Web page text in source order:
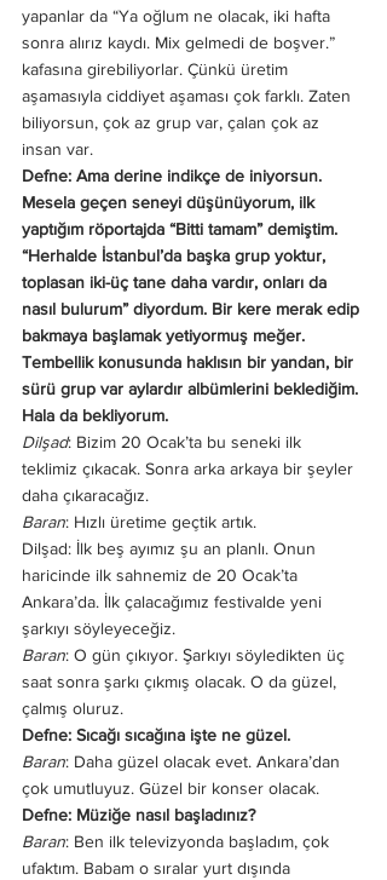
yapanlar da “Ya oğlum ne olacak, iki hafta
sonra alırız kaydı. Mix gelmedi de boşver.”
kafasına girebiliyorlar. Çünkü üretim
aşamasıyla ciddiyet aşaması çok farklı. Zaten
biliyorsun, çok az grup var, çalan çok az
insan var.
Defne: Ama derine indikçe de iniyorsun.
Mesela geçen seneyi düşünüyorum, ilk
yaptığım röportajda “Bitti tamam” demiştim.
“Herhalde İstanbul’da başka grup yoktur,
toplasan iki-üç tane daha vardır, onları da
nasıl bulurum” diyordum. Bir kere merak edip
bakmaya başlamak yetiyormuş meğer.
Tembellik konusunda haklısın bir yandan, bir
sürü grup var aylardır albümlerini beklediğim.
Hala da bekliyorum.
Dilşad: Bizim 20 Ocak’ta bu seneki ilk
teklimiz çıkacak. Sonra arka arkaya bir şeyler
daha çıkaracağız.
Baran: Hızlı üretime geçtik artık.
Dilşad: İlk beş ayımız şu an planlı. Onun
haricinde ilk sahnemiz de 20 Ocak’ta
Ankara’da. İlk çalacağımız festivalde yeni
şarkıyı söyleyeceğiz.
Baran: O gün çıkıyor. Şarkıyı söyledikten üç
saat sonra şarkı çıkmış olacak. O da güzel,
çalmış oluruz.
Defne: Sıcağı sıcağına işte ne güzel.
Baran: Daha güzel olacak evet. Ankara’dan
çok umutluyuz. Güzel bir konser olacak.
Defne: Müziğe nasıl başladınız?
Baran: Ben ilk televizyonda başladım, çok
ufaktım. Babam o sıralar yurt dışında